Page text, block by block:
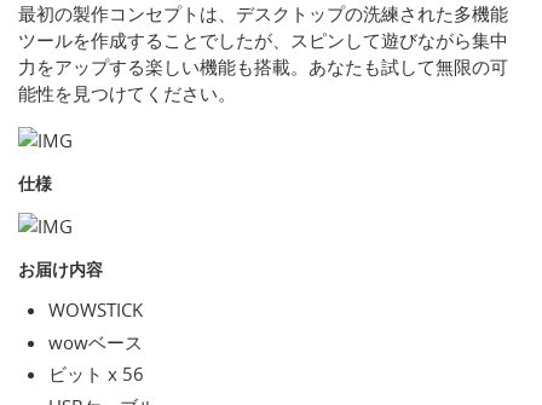
最初の製作コンセプトは、デスクトップの洗練された多機能
ツールを作成することでしたが、スピンして遊びながら集中
力をアップする楽しい機能も搭載。あなたも試して無限の可
能性を見つけてください。
仕様
お届け内容
WOWSTICK
wowベース
ビット x 56